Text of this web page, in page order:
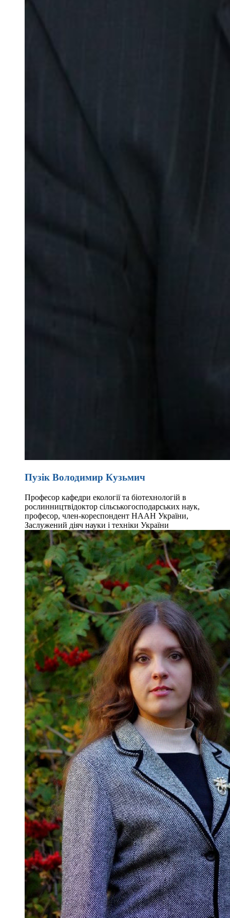
Пузік Володимир Кузьмич
Професор кафедри екології та біотехнологій в
рослинництвідоктор сільськогосподарських наук,
професор, член-кореспондент НААН України,
Заслужений діяч науки і техніки України